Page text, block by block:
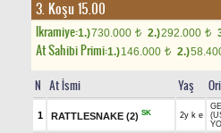
3. Koşu 15.00
Ikramiye:1.)730.000 t 2.)292.000 t
At Sahibi Primi:1.)146.000 t 2.)
N At İsmi Yaş
1 RATTLESNAKE (2) SK 2y k e